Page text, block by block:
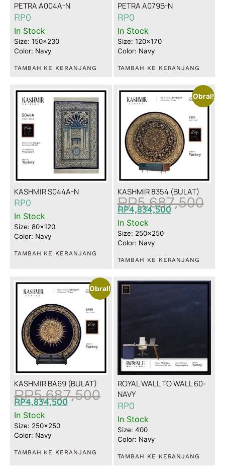
PETRA A004A-N
RP0
In Stock
Size: 150x230
Color: Navy
TAMBAH KE KERANJANG
PETRA A079B-N
RP0
In Stock
Size: 120x170
Color: Navy
TAMBAH KE KERANJANG
KASHMIR S044A-N
RP0
In Stock
Size: 80x120
Color: Navy
TAMBAH KE KERANJANG
Obral!
KASHMIR 8354 (BULAT)
RP5,687,500
RP4,834,500
In Stock
Size: 250x250
Color: Navy
TAMBAH KE KERANJANG
Obral!
KASHMIR BA69 (BULAT)
RP5,687,500
RP4,834,500
In Stock
Size: 250x250
Color: Navy
TAMBAH KE KERANJANG
ROYAL WALL TO WALL 60-
NAVY
RP0
In Stock
Size: 400
Color: Navy
TAMBAH KE KERANJANG